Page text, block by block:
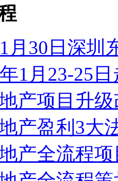
月30日深圳
年1月23-25
地产项目升
地产盈利3大
地产全流程